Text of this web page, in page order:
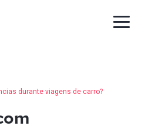
durante viagens de carro?